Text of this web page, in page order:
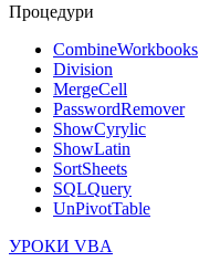
Процедури
CombineWorkbooks
Division
MergeCell
PasswordRemover
ShowCyrylic
ShowLatin
SortSheets
SQLQuery
UnPivotTable
УРОКИ VBA